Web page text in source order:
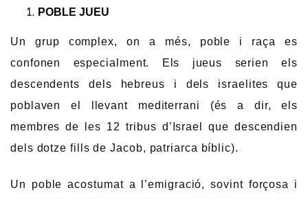
POBLE JUEU
Un grup complex, on a més, poble i raça es
confonen especialment. Els jueus serien els
descendents dels hebreus i dels israelites que
poblaven el llevant mediterrani (és a dir, els
membres de les 12 tribus d’Israel que descendien
dels dotze fills de Jacob, patriarca bíblic).
Un poble acostumat a l’emigració, sovint forçosa i